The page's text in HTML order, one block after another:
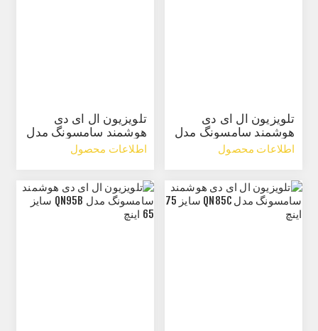
تلویزیون ال ای دی
هوشمند سامسونگ مدل
QN85C سایز 55 اینچ
اطلاعات محصول
تلویزیون ال ای دی
هوشمند سامسونگ مدل
QN85C سایز 65 اینچ
اطلاعات محصول